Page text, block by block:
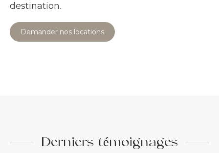
destination.
Demander nos locations
Derniers témoignages